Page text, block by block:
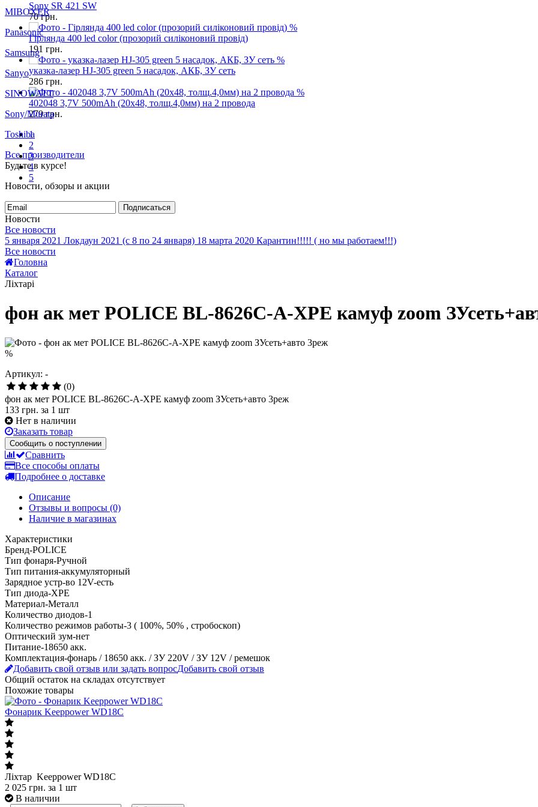
Sony SR 421 SW
70грн.
%
Гірлянда 400 led color (прозорий силіконовий провід)
191 грн.
%
указка-лазер HJ-305 green 5 насадок, АКБ, ЗУ сеть
286 грн.
%
402048 3,7V 500mAh (20x48, толщ.4,0мм) на 2 провода
279грн.
1
2
3
4
5
MIBOXER
Panasonic
Samsung
Sanyo
SINOWATT
Sony/Murata
Toshiba
Все производители
Будьте в курсе!
Новости, обзоры и акции
Подписаться
Новости
Все новости
5 января 2021 Локдаун 2021 (с 8 по 24 января) 18 марта 2020 Карантин!!!!! ( но мы работаем!!!)
Все новости
Головна
Каталог
Ліхтарі
фон ак мет POLICE BL-8626C-A-XPE камуф zoom
%
Артикул: -
(0)
фон ак мет POLICE BL-8626C-A-XPE камуф zoom ЗУсеть+авто 3реж
133 грн. за 1 шт
Нет в наличии
Заказать товар
Сообщить о поступлении
Сравнить
Все способы оплаты
Подробнее о доставке
Описание
Отзывы и вопросы (0)
Наличие в магазинах
Характеристики
Бренд-POLICE
Тип фонаря-Ручной
Тип питания-аккумуляторный
Зарядное устр-во 12V-есть
Тип диода-XPE
Материал-Металл
Количество диодов-1
Количество режимов работы-3 ( 100%, 50% , стробоскоп)
Оптический зум-нет
Питание-18650 акк.
Комплектация-фонарь / 18650 акк. / ЗУ 220V / ЗУ 12V / ремешок
Добавить свой отзыв или задать вопросДобавить свой отзыв
Общий остаток на складах отсутствует
Похожие товары
Фонарик Keeppower WD18C
Ліхтар Keeppower WD18C
2 025 грн. за 1 шт
В наличии